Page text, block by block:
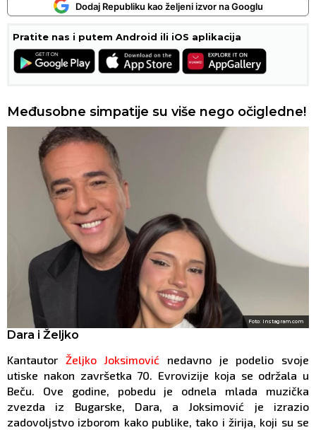
Dodaj Republiku kao željeni izvor na Googlu
Pratite nas i putem Android ili iOS aplikacija
Međusobne simpatije su više nego očigledne!
Foto: Instagram.com
Dara i Željko
Kantautor Željko Joksimović nedavno je podelio svoje
utiske nakon završetka 70. Evrovizije koja se održala u
Beču. Ove godine, pobedu je odnela mlada muzička
zvezda iz Bugarske, Dara, a Joksimović je izrazio
zadovoljstvo izborom kako publike, tako i žirija, koji su se